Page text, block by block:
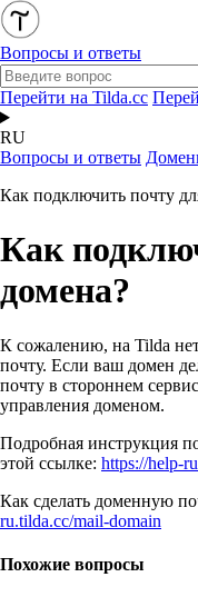
Вопросы и ответы
Перейти на Tilda.cc
RU
Вопросы и ответы
Как подключить почту
Как
домена?
К сожалению, на Tilda
почту. Если ваш домен
почту в стороннем
управления доменом.
Подробная инструкция
этой ссылке: https://help-
Как сделать доменную
ru.tilda.cc/mail-domain
Похожие вопросы